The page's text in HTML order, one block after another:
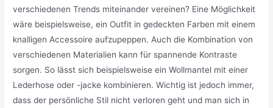
verschiedenen Trends miteinander vereinen? Eine Möglichkeit
wäre beispielsweise, ein Outfit in gedeckten Farben mit einem
knalligen Accessoire aufzupeppen. Auch die Kombination von
verschiedenen Materialien kann für spannende Kontraste
sorgen. So lässt sich beispielsweise ein Wollmantel mit einer
Lederhose oder -jacke kombinieren. Wichtig ist jedoch immer,
dass der persönliche Stil nicht verloren geht und man sich in